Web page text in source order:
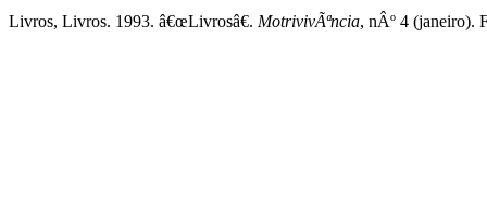
Livros, Livros. 1993. â€œLivrosâ€. MotrivivÃªncia, nÂº 4 (janeiro).